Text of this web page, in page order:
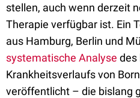
stellen, auch wenn derzeit
Therapie verfügbar ist. Ein
aus Hamburg, Berlin und
systematische Analyse des
Krankheitsverlaufs von
veröffentlicht – die bislang